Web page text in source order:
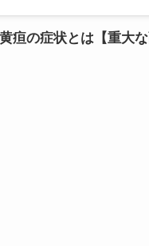
疸の症状とは【重大な